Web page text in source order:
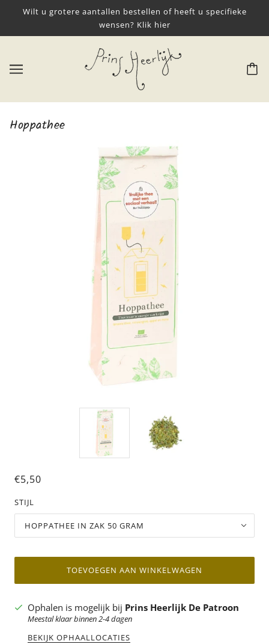
Wilt u grotere aantallen bestellen of heeft u specifieke
wensen? Klik hier
Hoppathee
€5,50
STIJL
HOPPATHEE IN ZAK 50 GRAM
TOEVOEGEN AAN WINKELWAGEN
Ophalen is mogelijk bij Prins Heerlijk De Patroon
Meestal klaar binnen 2-4 dagen
BEKIJK OPHAALLOCATIES